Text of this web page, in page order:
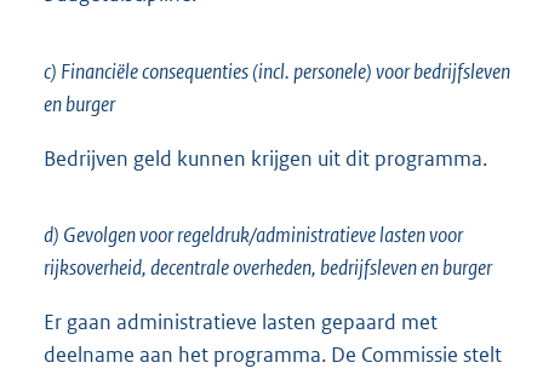
c) Financiële consequenties (incl. personele) voor bedrijfsleven
en burger
Bedrijven geld kunnen krijgen uit dit programma.
d) Gevolgen voor regeldruk/administratieve lasten voor
rijksoverheid, decentrale overheden, bedrijfsleven en burger
Er gaan administratieve lasten gepaard met
deelname aan het programma. De Commissie stelt